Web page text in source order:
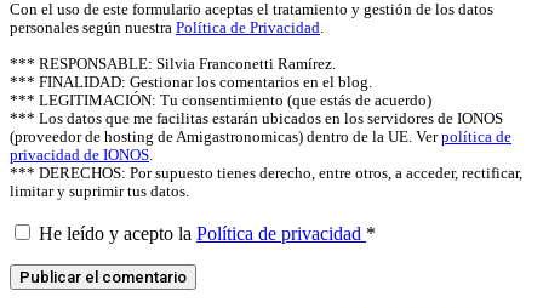
Con el uso de este formulario aceptas el tratamiento y gestión de los datos
personales según nuestra Política de Privacidad.
*** RESPONSABLE: Silvia Franconetti Ramírez.
*** FINALIDAD: Gestionar los comentarios en el blog.
*** LEGITIMACIÓN: Tu consentimiento (que estás de acuerdo)
*** Los datos que me facilitas estarán ubicados en los servidores de IONOS
(proveedor de hosting de Amigastronomicas) dentro de la UE. Verpolítica de
privacidad de IONOS.
*** DERECHOS: Por supuesto tienes derecho, entre otros, a acceder, rectificar,
limitar y suprimir tus datos.
He leído y acepto la Política de privacidad *